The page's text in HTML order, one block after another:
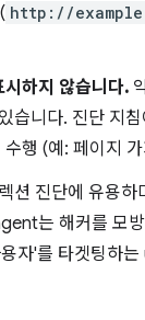
http://
하지 않습니다.
습니다. 진단 지
수행 (예: 페이지
션 진단에 유용
는 해커를 모
자'를 타겟팅하